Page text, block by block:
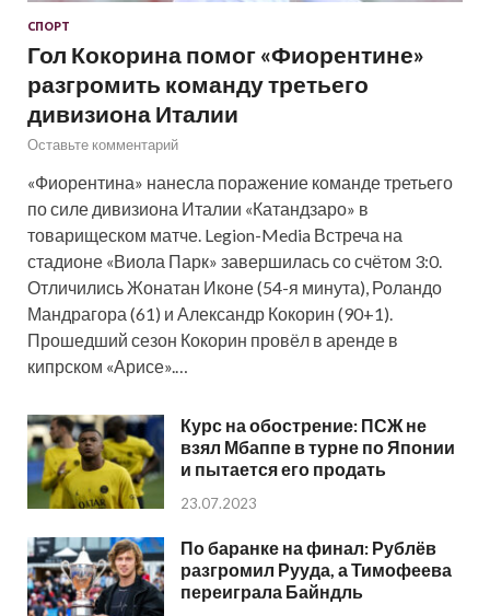
СПОРТ
Гол Кокорина помог «Фиорентине»
разгромить команду третьего
дивизиона Италии
Оставьте комментарий
«Фиорентина» нанесла поражение команде третьего
по силе дивизиона Италии «Катандзаро» в
товарищеском матче. Legion-Media Встреча на
стадионе «Виола Парк» завершилась со счётом 3:0.
Отличились Жонатан Иконе (54-я минута), Роландо
Мандрагора (61) и Александр Кокорин (90+1).
Прошедший сезон Кокорин провёл в аренде в
кипрском «Арисе».…
Курс на обострение: ПСЖ не
взял Мбаппе в турне по Японии
и пытается его продать
23.07.2023
По баранке на финал: Рублёв
разгромил Рууда, а Тимофеева
переиграла Байндль